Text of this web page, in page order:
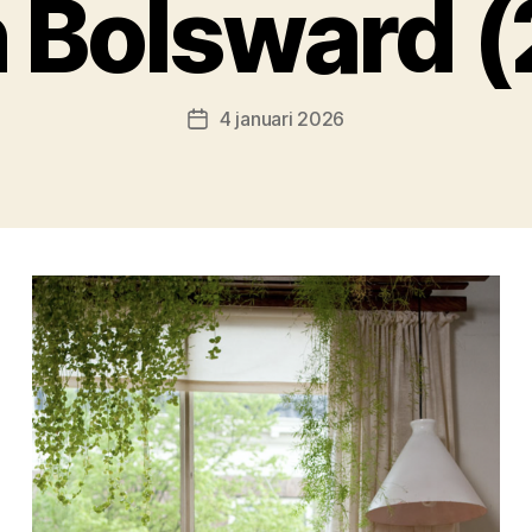
Bolsward
Berichtdatum
4 januari 2026